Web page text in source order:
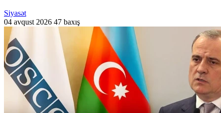
Siyasət
04 avqust 2026 47 baxış